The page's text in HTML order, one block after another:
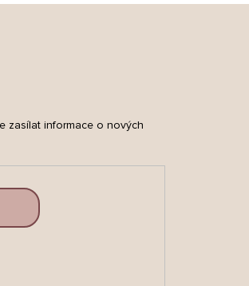
zasílat informace o nových